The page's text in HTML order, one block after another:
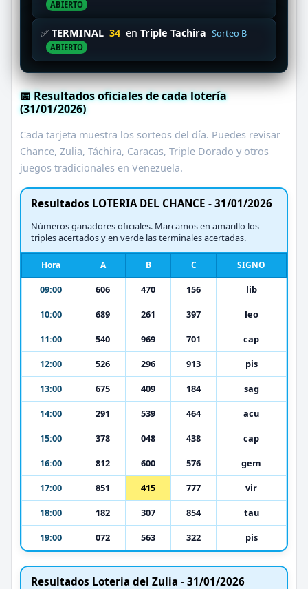
ABIERTO
✅ TERMINAL 34 en Triple Tachira Sorteo B
ABIERTO
📅 Resultados oficiales de cada lotería
(31/01/2026)
Cada tarjeta muestra los sorteos del día. Puedes revisar
Chance, Zulia, Táchira, Caracas, Triple Dorado y otros
juegos tradicionales en Venezuela.
Resultados LOTERIA DEL CHANCE - 31/01/2026
Números ganadores oficiales. Marcamos en amarillo los
triples acertados y en verde las terminales acertadas.
Hora A B C SIGNO
09:00 606 470 156
lib
10:00
689 261 397
leo
11:00
540 969 701
cap
12:00
526 296 913
pis
13:00
675 409 184
sag
14:00
291 539 464
acu
15:00
378 048 438
cap
16:00
812 600 576
gem
17:00
851 415 777
vir
18:00
182 307 854
tau
19:00
072 563 322 pis
Resultados Loteria del Zulia - 31/01/2026